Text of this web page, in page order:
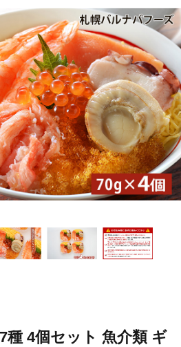
種 4個セット 魚介類 ギ